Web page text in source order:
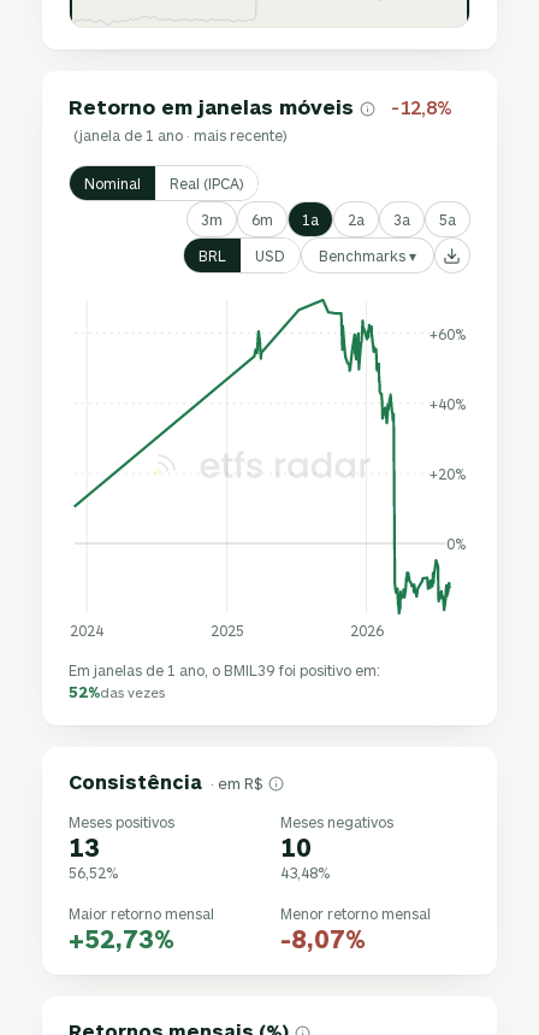
Retorno em janelas móveis -12,8%
(janela de 1 ano · mais recente)
Nominal Real (IPCA)
3m 6m 1a 2a 3a 5a
BRL USD Benchmarks ▾
0%
+20%
+40%
+60%
2024 2025 2026
Em janelas de 1 ano, o BMIL39 foi positivo em:
52%das vezes
Consistência · em R$
Meses positivos
13
56,52%
Meses negativos
10
43,48%
Maior retorno mensal
+52,73%
Menor retorno mensal
-8,07%